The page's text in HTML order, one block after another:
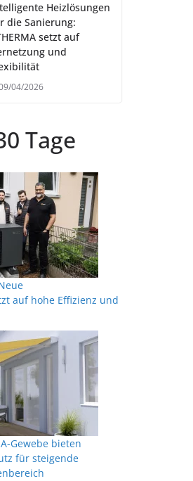
Heizlösungen
die Sanierung:
setzt auf
und
04/2026
Tage
auf hohe Effizienz und
Gewebe bieten
für steigende